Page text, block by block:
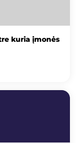
kuria įmonės